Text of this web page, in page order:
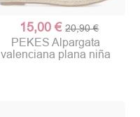
15,00 € 20,90 €
PEKES Alpargata
valenciana plana niña